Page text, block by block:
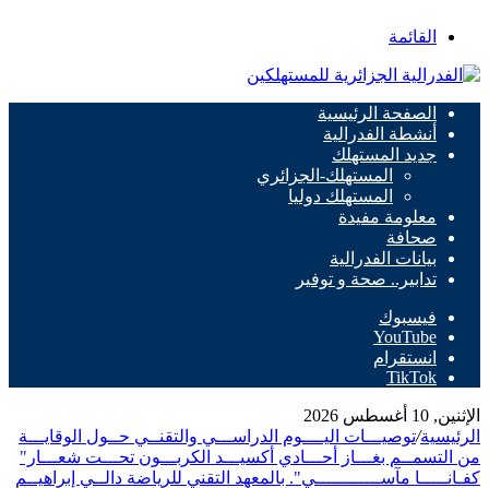
القائمة
الصفحة الرئيسية
أنشطة الفدرالية
جديد المستهلك
المستهلك-الجزائري
المستهلك دوليا
معلومة مفيدة
صحافة
بيانات الفدرالية
تدابير.. صحة و توفير
فيسبوك
‫YouTube
انستقرام
‫TikTok
الإثنين, 10 أغسطس 2026
الرئيسية/توصيـــات اليــــوم الدراســـي والتقنــي حــول الوقايـــة
من التسمــم بغـــاز أحـــادي أكسيـــد الكربـــون تحـــت شعـــار"
كفـانـــــا مآســــــــــــي". بالمعهد التقني للرياضة دالــي إبراهيــم